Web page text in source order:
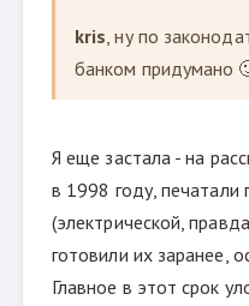
kris, ну по
банком придумано
Я еще застала - на
в 1998 году, печатали
(электрической,
готовили их заранее,
Главное в этот срок